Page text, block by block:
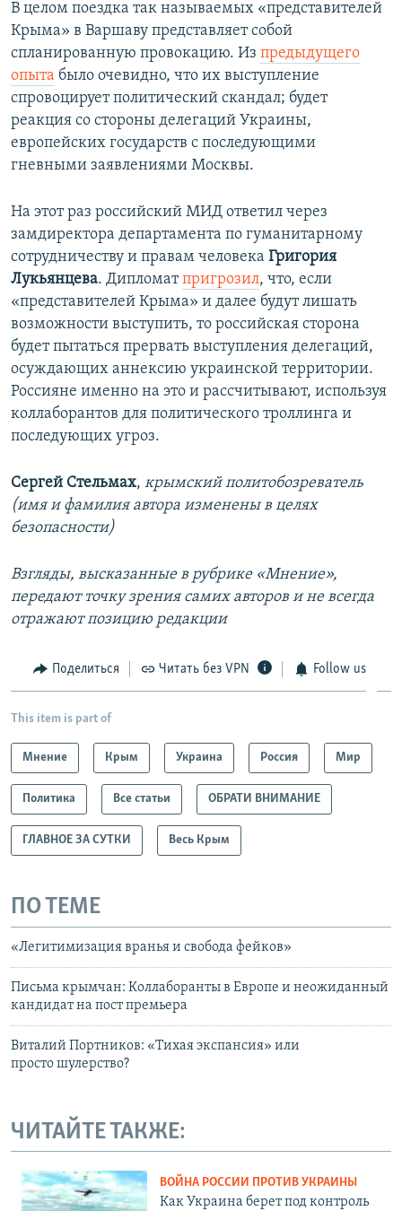
В целом поездка так называемых «представителей
Крыма» в Варшаву представляет собой
спланированную провокацию. Из предыдущего
опыта было очевидно, что их выступление
спровоцирует политический скандал; будет
реакция со стороны делегаций Украины,
европейских государств с последующими
гневными заявлениями Москвы.
На этот раз российский МИД ответил через
замдиректора департамента по гуманитарному
сотрудничеству и правам человека Григория
Лукьянцева. Дипломатпригрозил, что, если
«представителей Крыма» и далее будут лишать
возможности выступить, то российская сторона
будет пытаться прервать выступления делегаций,
осуждающих аннексию украинской территории.
Россияне именно на это и рассчитывают, используя
коллаборантов для политического троллинга и
последующих угроз.
Сергей Стельмах, крымский политобозреватель
(имя и фамилия автора изменены в целях
безопасности)
Взгляды, высказанные в рубрике «Мнение»,
передают точку зрения самих авторов и не всегда
отражают позицию редакции
Поделиться Читать без VPN Follow us
This item is part of
Мнение Крым Украина Россия Мир
Политика Все статьи ОБРАТИ ВНИМАНИЕ
ГЛАВНОЕ ЗА СУТКИ Весь Крым
ПО ТЕМЕ
«Легитимизация вранья и свобода фейков»
Письма крымчан: Коллаборанты в Европе и неожиданный
кандидат на пост премьера
Виталий Портников: «Тихая экспансия» или
просто шулерство?
ЧИТАЙТЕ ТАКЖЕ:
ВОЙНА РОССИИ ПРОТИВ УКРАИНЫ
Как Украина берет под контроль